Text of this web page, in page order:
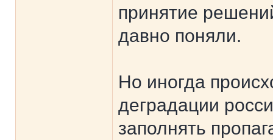
принятие
давно поняли.
Но иногда
деградации
заполнять